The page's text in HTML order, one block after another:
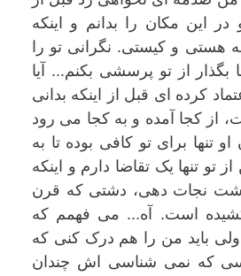
این مکان را بدانم و اینکه
هستی و کیستی. نگرانی تو را
از تو پرسشی بکنم... آیا
کرده ای قبل از اینکه بدانی
کجا آمده و به کجا می رود
تنها برای تو کافی بوده تا به
تنها یک تقاضا دارم و اینکه
نجات دهی، دشتی که قرن
است. آه... می فهمم که
باید من را هم درک کنی که
که نمی شناسی اش چندان